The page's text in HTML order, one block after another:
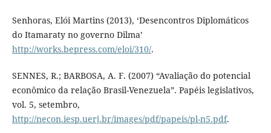
Senhoras, Elói Martins (2013), ‘Desencontros Diplomáticos
do Itamaraty no governo Dilma’
http://works.bepress.com/eloi/310/.
SENNES, R.; BARBOSA, A. F. (2007) “Avaliação do potencial
econômico da relação Brasil-Venezuela”. Papéis legislativos,
vol. 5, setembro,
http://necon.iesp.uerj.br/images/pdf/papeis/pl-n5.pdf.